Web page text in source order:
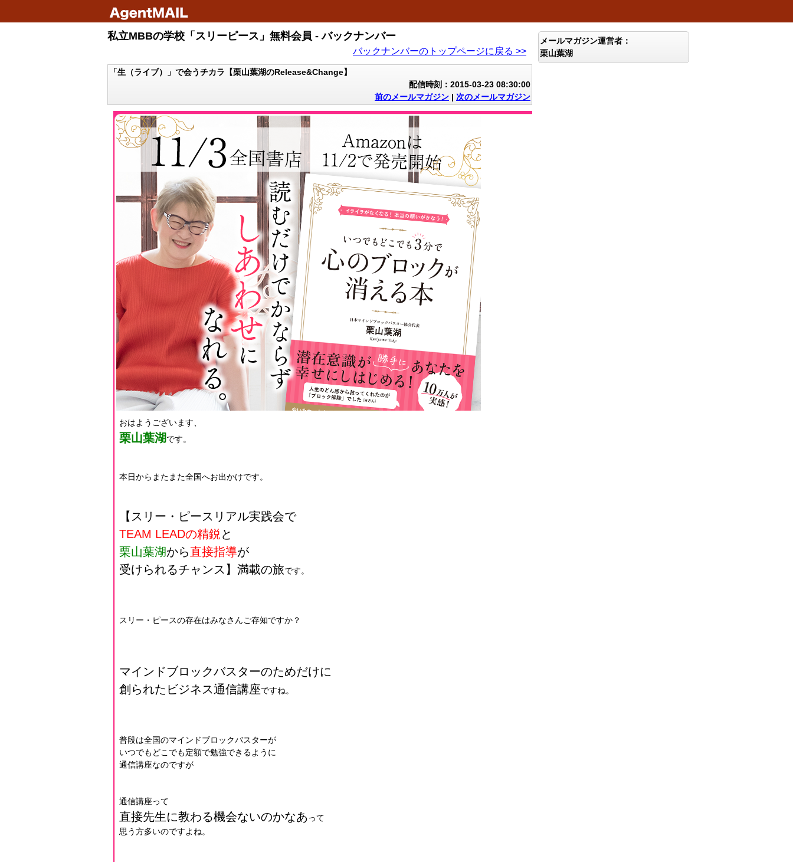
私立MBBの学校「スリーピース」無料会員 - バックナンバー
バックナンバーのトップページに戻る >>
「生（ライブ）」で会うチカラ【栗山葉湖のRelease&Change】
配信時刻：2015-03-23 08:30:00
前のメールマガジン | 次のメールマガジン
おはようございます、
栗山葉湖です。
本日からまたまた全国へお出かけです。
【スリー・ピースリアル実践会で
TEAM LEADの精鋭と
栗山葉湖から直接指導が
受けられるチャンス】満載の旅です。
スリー・ピースの存在はみなさんご存知ですか？
マインドブロックバスターのためだけに
創られたビジネス通信講座ですね。
普段は全国のマインドブロックバスターが
いつでもどこでも定額で勉強できるように
通信講座なのですが
通信講座って
直接先生に教わる機会ないのかなあって
思う方多いのですよね。
メールマガジン運営者：
栗山葉湖